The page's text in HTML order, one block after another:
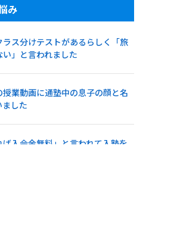
み
ラス分けテストがあるらしく「旅
」と言われました
業動画に通塾中の息子の顔と名
した
ば入会金無料」と言われて入塾を